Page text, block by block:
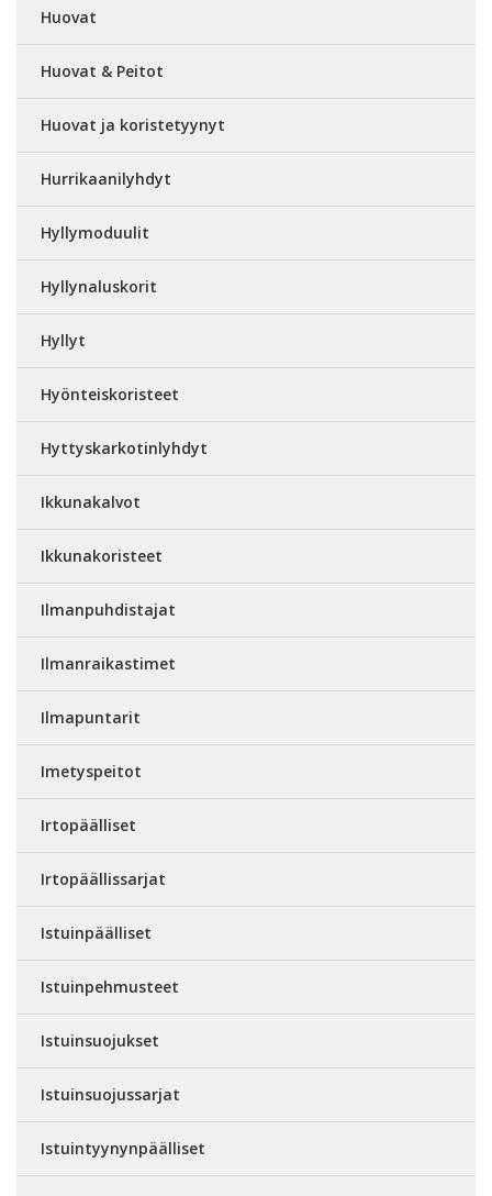
Huovat
Huovat & Peitot
Huovat ja koristetyynyt
Hurrikaanilyhdyt
Hyllymoduulit
Hyllynaluskorit
Hyllyt
Hyönteiskoristeet
Hyttyskarkotinlyhdyt
Ikkunakalvot
Ikkunakoristeet
Ilmanpuhdistajat
Ilmanraikastimet
Ilmapuntarit
Imetyspeitot
Irtopäälliset
Irtopäällissarjat
Istuinpäälliset
Istuinpehmusteet
Istuinsuojukset
Istuinsuojussarjat
Istuintyynynpäälliset